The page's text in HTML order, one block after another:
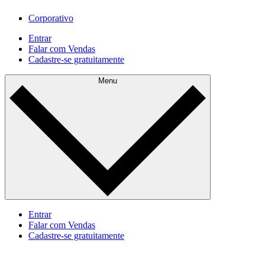
Corporativo
Entrar
Falar com Vendas
Cadastre‐se gratuitamente
Menu
Entrar
Falar com Vendas
Cadastre‐se gratuitamente